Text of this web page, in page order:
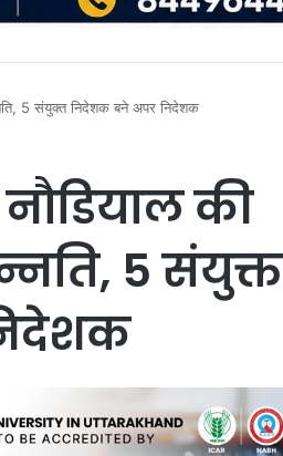
5 संयुक्त निदेशक बने अपर निदेशक
की
5 संयुक्त